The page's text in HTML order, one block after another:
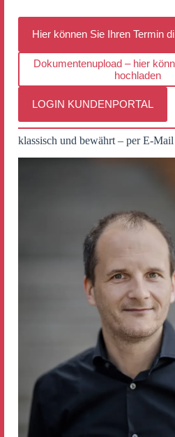
Hier können Sie Ihren Termin
Dokumentenupload – hier
hochladen
LOGIN KUNDENPORTAL
klassisch und bewährt – per E-